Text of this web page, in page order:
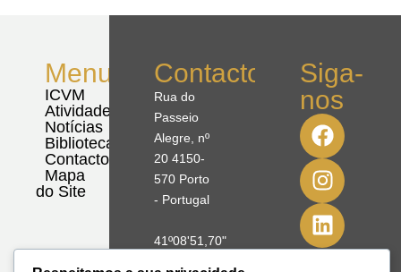
Menu
ICVM
Atividades
Notícias
Biblioteca
Contactos
Mapa
do Site
Contactos
Rua do
Passeio
Alegre, nº
20 4150-
570 Porto
- Portugal
41º08'51,70"
Siga-
nos